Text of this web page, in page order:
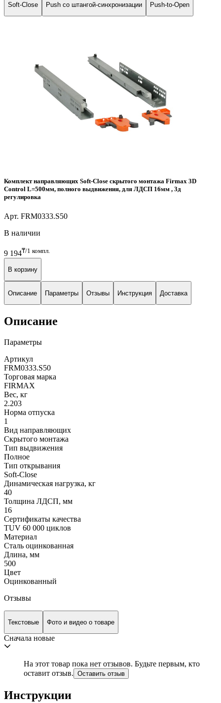
Soft-Close Push со штангой-синхронизации Push-to-Open
Комплект направляющих Soft-Close скрытого монтажа Firmax 3D
Control L=500мм, полного выдвижения, для ЛДСП 16мм , 3д
регулировка
Арт. FRM0333.S50
В наличии
9 194₸/1 компл.
В корзину
Описание Параметры Отзывы Инструкция Доставка
Описание
Параметры
Артикул
FRM0333.S50
Торговая марка
FIRMAX
Вес, кг
2.203
Норма отпуска
1
Вид направляющих
Скрытого монтажа
Тип выдвижения
Полное
Тип открывания
Soft-Close
Динамическая нагрузка, кг
40
Толщина ЛДСП, мм
16
Сертификаты качества
TUV 60 000 циклов
Материал
Сталь оцинкованная
Длина, мм
500
Цвет
Оцинкованный
Отзывы
Текстовые Фото и видео о товаре
Сначала новые
На этот товар пока нет отзывов. Будьте первым, кто
оставит отзыв. Оставить отзыв
Инструкции